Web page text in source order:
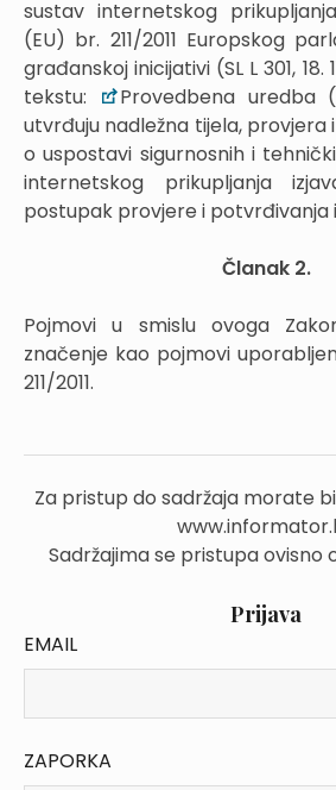
sustav internetskog
(EU) br. 211/2011 Europskog
građanskoj inicijativi (SL L 301, 18.
tekstu:
Provedbena uredba
utvrđuju nadležna tijela, provjera
o uspostavi sigurnosnih i
internetskog prikupljanja
postupak provjere i potvrđivanja
Članak 2.
Pojmovi u smislu ovoga
značenje kao pojmovi
211/2011.
Za pristup do sadržaja morate
Sadržajima se pristupa ovisno
Prijava
EMAIL
ZAPORKA